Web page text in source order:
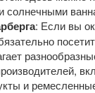
солнечными
: Если вы
и